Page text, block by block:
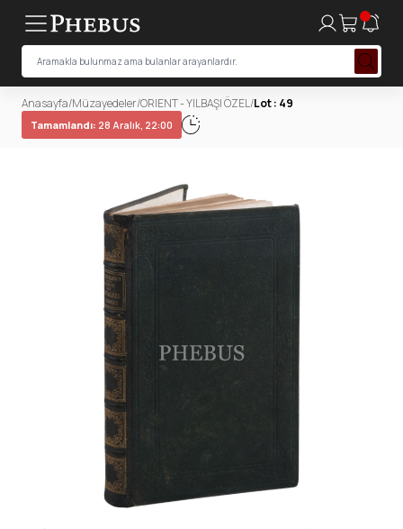
Anasayfa/Müzayedeler/ORIENT - YILBAŞI ÖZEL/Lot : 49
Tamamlandı: 28 Aralık, 22:00